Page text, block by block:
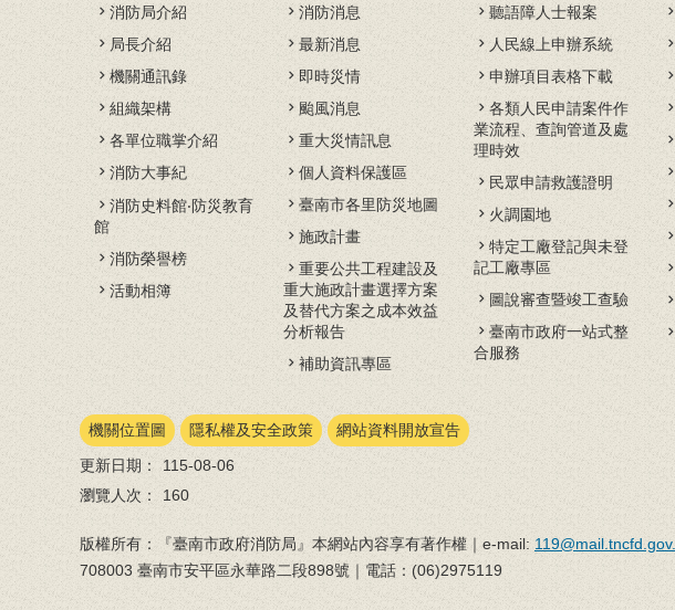
消防局介紹
局長介紹
機關通訊錄
組織架構
各單位職掌介紹
消防大事紀
消防史料館‧防災教育
館
消防榮譽榜
活動相簿
消防消息
最新消息
即時災情
颱風消息
重大災情訊息
個人資料保護區
臺南市各里防災地圖
施政計畫
重要公共工程建設及
重大施政計畫選擇方案
及替代方案之成本效益
分析報告
補助資訊專區
聽語障人士報案
人民線上申辦系統
申辦項目表格下載
各類人民申請案件作
業流程、查詢管道及處
理時效
民眾申請救護證明
火調園地
特定工廠登記與未登
記工廠專區
圖說審查暨竣工查驗
臺南市政府一站式整
合服務
機關位置圖 隱私權及安全政策
網站資料開放宣告
更新日期： 115-08-06
瀏覽人次： 160
版權所有：『臺南市政府消防局』本網站內容享有著作權｜e-mail:
708003 臺南市安平區永華路二段898號｜電話：(06)2975119